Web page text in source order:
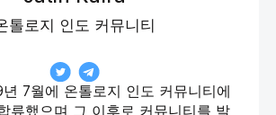
톨로지 인도 커뮤니티
7월에 온톨로지 인도 커뮤니티에
류했으며 그 이후로 커뮤니티를 발